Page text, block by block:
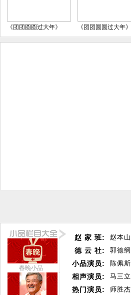
《团团圆圆过大年》 《团团圆圆过大年》
春晚小品
赵 家 班:
德 云 社:
小品演员:
相声演员:
热门演员:
赵本山
郭德纲
陈佩斯
马三立
师胜杰